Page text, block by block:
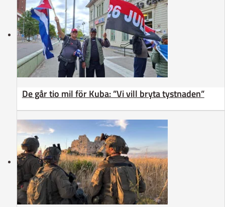
De går tio mil för Kuba: ”Vi vill bryta tystnaden”